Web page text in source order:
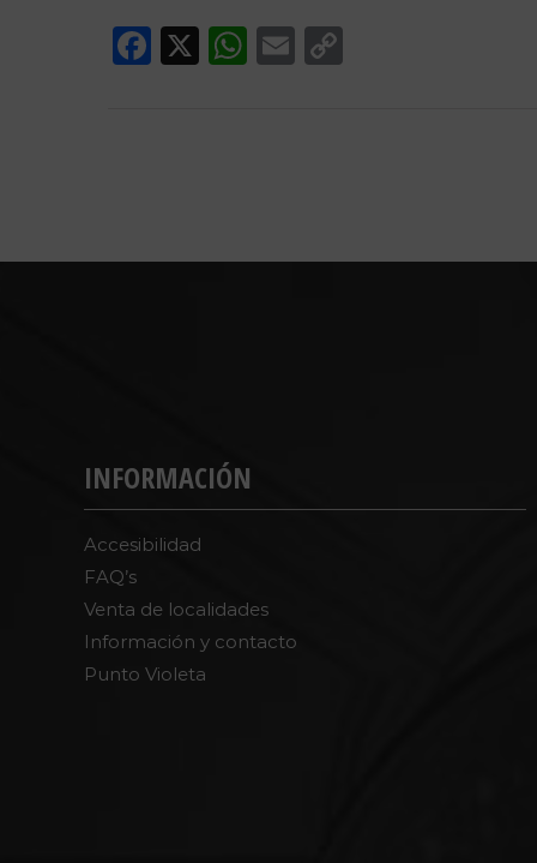
Facebook
X WhatsApp
Email
INFORMACIÓN
Accesibilidad
FAQ’s
Venta de localidades
Información y contacto
Punto Violeta